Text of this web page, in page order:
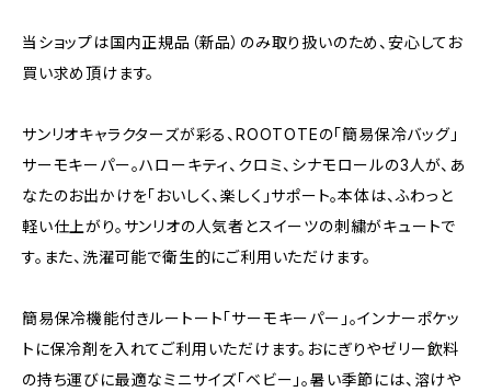
当ショップは国内正規品（新品）のみ取り扱いのため、安心してお
買い求め頂けます。
サンリオキャラクターズが彩る、ROOTOTEの「簡易保冷バッグ」
サーモキーパー。ハローキティ、クロミ、シナモロールの3人が、あ
なたのお出かけを「おいしく、楽しく」サポート。本体は、ふわっと
軽い仕上がり。サンリオの人気者とスイーツの刺繍がキュートで
す。また、洗濯可能で衛生的にご利用いただけます。
簡易保冷機能付きルートート「サーモキーパー」。インナーポケッ
トに保冷剤を入れてご利用いただけます。おにぎりやゼリー飲料
の持ち運びに最適なミニサイズ「ベビー」。暑い季節には、溶けや